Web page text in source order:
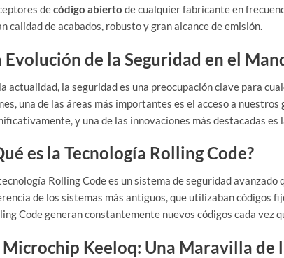
decódigo abierto de cualquier fabricante en
calidad de acabados, robusto y gran alcance de emisión.
Evolución de la Seguridad en el
actualidad, la seguridad es una preocupación clave para
una de las áreas más importantes es el acceso a
y una de las innovaciones más destacadas es
es la Tecnología Rolling Code?
Rolling Code es un sistema de seguridad
de los sistemas más antiguos, que utilizaban códigos
Code generan constantemente nuevos códigos cada vez
Microchip Keeloq: Una Maravilla de